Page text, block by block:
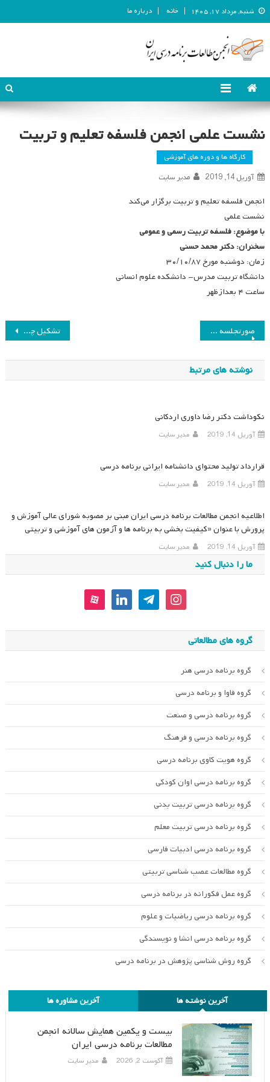
شنبه, مرداد ۱۷, ۱۴۰۵ خانه درباره ما
انجمن مطالعات برنامه درسی ایران
نشست علمی انجمن فلسفه تعلیم و تربیت
کارگاه ها و دوره های آموزشی
آوریل 14, 2019 مدیر سایت
انجمن فلسفه تعلیم و تربیت برگزار می‌کند
نشست علمی
با موضوع: فلسفه تربیت رسمی و عمومی
سخنران: دکتر محمد حسنی
زمان: دوشنبه مورخ ۳۰/۱۰/۸۷
دانشگاه تربیت مدرس- دانشکده علوم انسانی
ساعت ۴ بعدازظهر
راهبری
نوشته
تشکیل چهارمین جلسه شورای علمی دانشنامه برنامه درسی صورتجلسه کمیسیون پژوهشی در دی ماه ۱۳۸۷
نوشته های مرتبط
نکوداشت دکتر رضا داوری اردکانی
آوریل 14, 2019 مدیر سایت
قرارداد تولید محتوای دانشنامه ایرانی برنامه درسی
آوریل 14, 2019 مدیر سایت
اطلاعیه انجمن مطالعات برنامه درسی ایران مبنی بر مصوبه شورای عالی آموزش و
پرورش با عنوان «کیفیت بخشی به برنامه ها و آزمون های آموزشی و تربیتی
آوریل 14, 2019 مدیر سایت
ما را دنبال کنید
instagram
telegram
linkedin
aparat
گروه های مطالعاتی
گروه برنامه درسی هنر
گروه فاوا و برنامه درسی
گروه برنامه درسی و صنعت
گروه برنامه درسی و فرهنگ
گروه هویت کاوی برنامه درسی
گروه برنامه درسی اوان کودکی
گروه برنامه درسی تربیت بدنی
گروه برنامه درسی تربیت معلم
گروه برنامه درسی ادبیات فارسی
گروه مطالعات عصب شناسی تربیتی
گروه عمل فکورانه در برنامه درسی
گروه برنامه درسی ریاضیات و علوم
گروه برنامه درسی انشا و نویسندگی
گروه روش شناسی پژوهش در برنامه درسی
آخرین نوشته ها آخرین مشاوره ها
بیست و یکمین همایش سالانه انجمن
مطالعات برنامه درسی ایران
آگوست 2, 2026 مدیر سایت